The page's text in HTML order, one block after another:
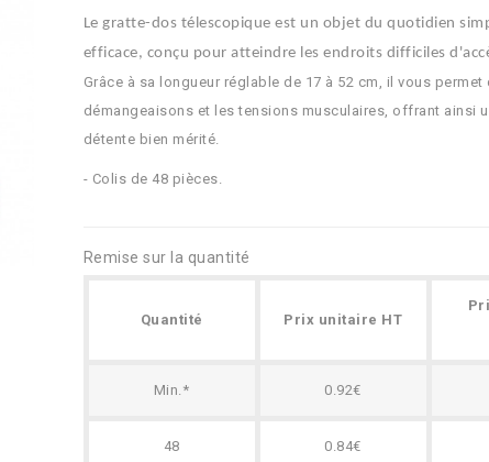
Le gratte-dos télescopique est un objet du quotidien
efficace, conçu pour atteindre les endroits difficiles
Grâce à sa longueur réglable de 17 à 52 cm , il vous
démangeaisons et les tensions musculaires, offrant ainsi
détente bien mérité.
- Colis de 48 pièces.
Remise sur la quantité
Quantité Prix unitaire HT
Min.* 0.92€
48 0.84€